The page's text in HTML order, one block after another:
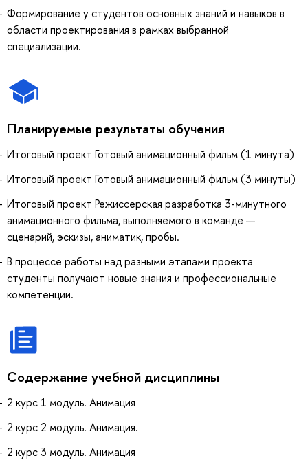
Формирование у студентов основных знаний и навыков в
области проектирования в рамках выбранной
специализации.
Планируемые результаты обучения
Итоговый проект Готовый анимационный фильм (1 минута)
Итоговый проект Готовый анимационный фильм (3 минуты)
Итоговый проект Режиссерская разработка 3-минутного
анимационного фильма, выполняемого в команде —
сценарий, эскизы, аниматик, пробы.
В процессе работы над разными этапами проекта
студенты получают новые знания и профессиональные
компетенции.
Содержание учебной дисциплины
2 курс 1 модуль. Анимация
2 курс 2 модуль. Анимация.
2 курс 3 модуль. Анимация